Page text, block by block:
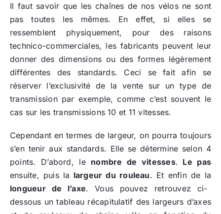
Il faut savoir que les chaînes de nos vélos ne sont
pas toutes les mêmes. En effet, si elles se
ressemblent physiquement, pour des raisons
technico-commerciales, les fabricants peuvent leur
donner des dimensions ou des formes légèrement
différentes des standards. Ceci se fait afin se
réserver l’exclusivité de la vente sur un type de
transmission par exemple, comme c’est souvent le
cas sur les transmissions 10 et 11 vitesses.
Cependant en termes de largeur, on pourra toujours
s’en tenir aux standards. Elle se détermine selon 4
points. D’abord, le nombre de vitesses. Le pas
ensuite, puis la largeur du rouleau. Et enfin de la
longueur de l’axe. Vous pouvez retrouvez ci-
dessous un tableau récapitulatif des largeurs d’axes